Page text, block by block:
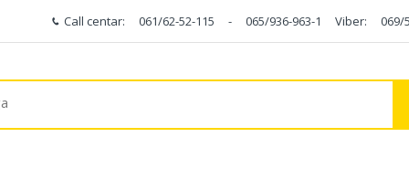
Call centar: 061/62-52-115 - 065/936-963-1 Viber: 069/